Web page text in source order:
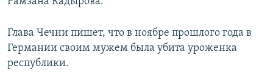
Глава Чечни пишет, что в ноябре прошлого года в
Германии своим мужем была убита уроженка
республики.